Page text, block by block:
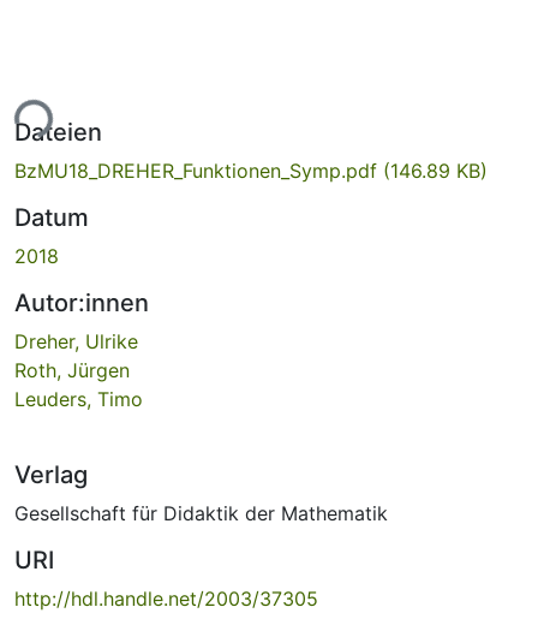
Dateien
BzMU18_DREHER_Funktionen_Symp.pdf (146.89 KB)
Datum
2018
Autor:innen
Dreher, Ulrike
Roth, Jürgen
Leuders, Timo
Verlag
Gesellschaft für Didaktik der Mathematik
URI
http://hdl.handle.net/2003/37305